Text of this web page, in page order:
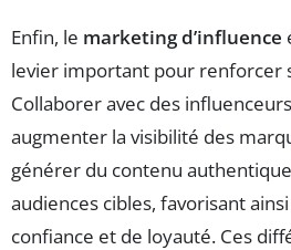
Enfin, le marketing d’influence
levier important pour renforcer
Collaborer avec des
augmenter la visibilité des
générer du contenu
audiences cibles, favorisant
confiance et de loyauté. Ces